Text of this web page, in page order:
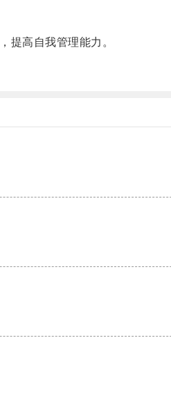
高自我管理能力。